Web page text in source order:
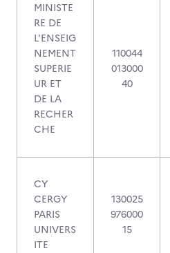
MINISTE
RE DE
L'ENSEIG
NEMENT
SUPERIE
UR ET
DE LA
RECHER
CHE
110044
013000
40
CY
CERGY
PARIS
UNIVERS
ITE
130025
976000
15